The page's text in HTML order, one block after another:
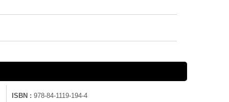
ISBN : 978-84-1119-194-4